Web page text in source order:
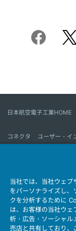
日本航空電子工業HOME
コネクタ
ユーザー・イ
会社情報 サステナビリ
製品情報新着一覧
サイ
当社では、当社ウェ
をパーソナライズし、
クを分析するために
は、お客様の当社ウ
析・広告・ソーシャル
売店と共有しており、